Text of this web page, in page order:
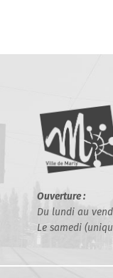
Ouverture :
Du lundi au
Le samedi